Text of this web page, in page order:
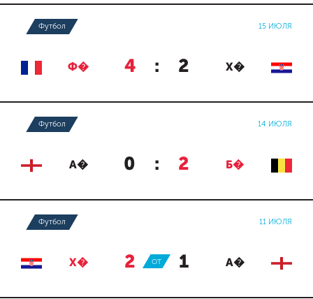
Футбол 15 ИЮЛЯ
Ф� 4 : 2 Х�
Футбол 14 ИЮЛЯ
А� 0 : 2 Б�
Футбол 11 ИЮЛЯ
Х� 2 : 1 А�
ОТ